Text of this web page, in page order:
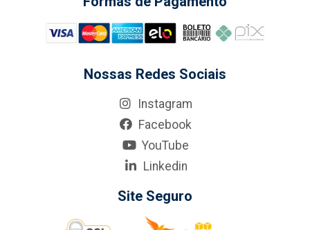
Nossas Redes Sociais
Instagram
Facebook
YouTube
Linkedin
Site Seguro